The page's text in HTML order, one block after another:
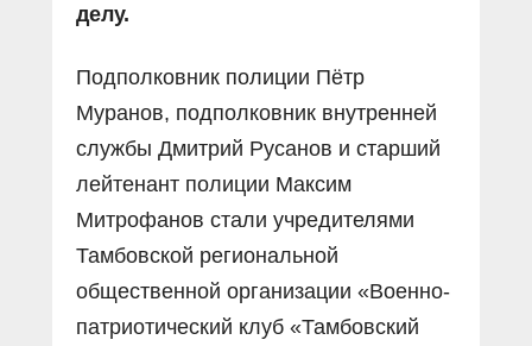
делу.
Подполковник полиции Пётр
Муранов, подполковник внутренней
службы Дмитрий Русанов и старший
лейтенант полиции Максим
Митрофанов стали учредителями
Тамбовской региональной
общественной организации «Военно-
патриотический клуб «Тамбовский